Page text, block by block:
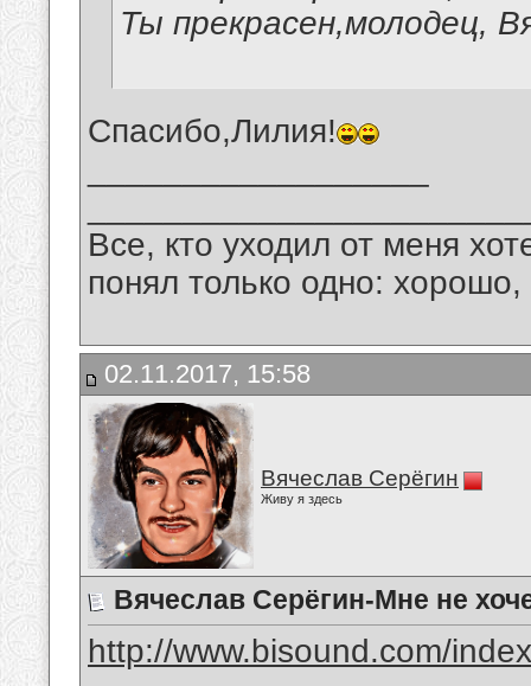
Ты прекрасен,молодец,
Спасибо,Лилия!
Все, кто уходил от меня
понял только одно:
02.11.2017, 15:58
Вячеслав Серёгин
Живу я здесь
Вячеслав Серёгин-Мне не
http://www.bisound.com/